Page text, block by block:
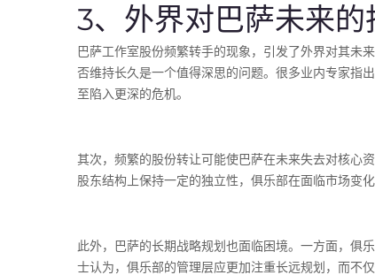
3、外界对巴萨未来的
巴萨工作室股份频繁转手的现象，引发了外界对其未
否维持长久是一个值得深思的问题。很多业内专家指
至陷入更深的危机。
其次，频繁的股份转让可能使巴萨在未来失去对核心
股东结构上保持一定的独立性，俱乐部在面临市场变
此外，巴萨的长期战略规划也面临困境。一方面，俱
士认为，俱乐部的管理层应更加注重长远规划，而不